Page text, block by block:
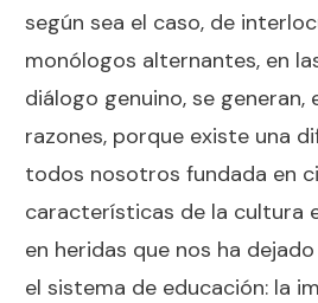
según sea el caso, de
monólogos alternantes, en
diálogo genuino, se
razones, porque existe una
todos nosotros fundada en
características de la cultura
en heridas que nos ha
el sistema de educación: la